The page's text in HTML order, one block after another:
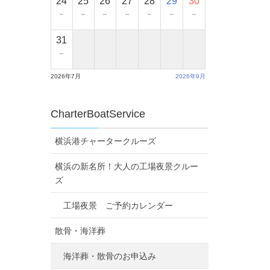
－ － － － － － －
31
－
2026年7月 2026年9月
CharterBoatService
横浜港チャータークルーズ
横浜の新名所！大人の工場夜景クルー
ズ
工場夜景 ご予約カレンダー
散骨・海洋葬
海洋葬・散骨のお申込み